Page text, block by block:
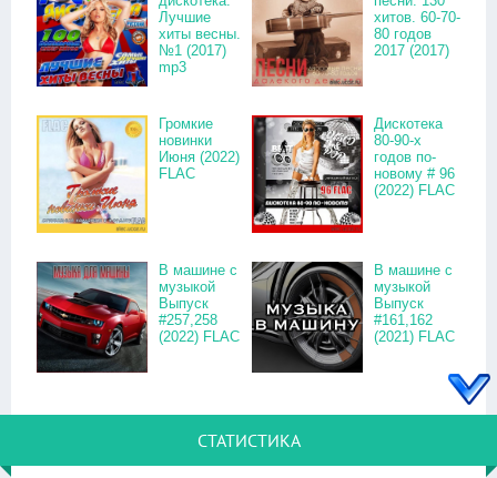
Лучшие
хиты весны.
№1 (2017)
mp3
хитов. 60-70-
80 годов
2017 (2017)
Громкие
новинки
Июня (2022)
FLAC
Дискотека
80-90-х
годов по-
новому # 96
(2022) FLAC
В машине с
музыкой
Выпуск
#257,258
(2022) FLAC
В машине с
музыкой
Выпуск
#161,162
(2021) FLAC
СТАТИСТИКА